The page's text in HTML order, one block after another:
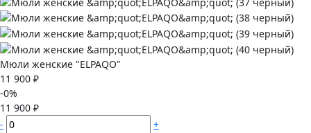
Мюли женские "ELPAQO"
11 900 ₽
-0%
11 900 ₽
-
+